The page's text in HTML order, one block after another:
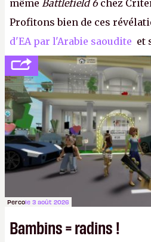
même Battlefield 6chez
Profitons bien de ces
d'EA par l'Arabie saoudite et
société privée, l'éditeur
l'obligation de publier ses
victoire pour la
Percole 3 août 2026
Bambins = radins !